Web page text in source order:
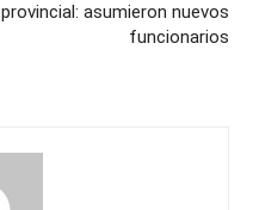
provincial: asumieron nuevos
funcionarios